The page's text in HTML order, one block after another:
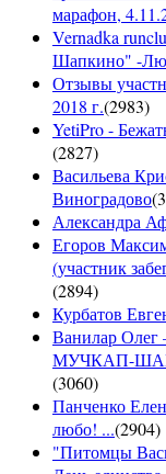
марафон,
Vernadka
Шапкино" -
Отзывы
2018 г.(2983)
YetiPro -
(2827)
Васильева
Виноградово(
Александра
Егоров
(участник
(2894)
Курбатов
Ванилар
МУЧКАП-
(3060)
Панченко
любо! ...(2904)
"Питомцы